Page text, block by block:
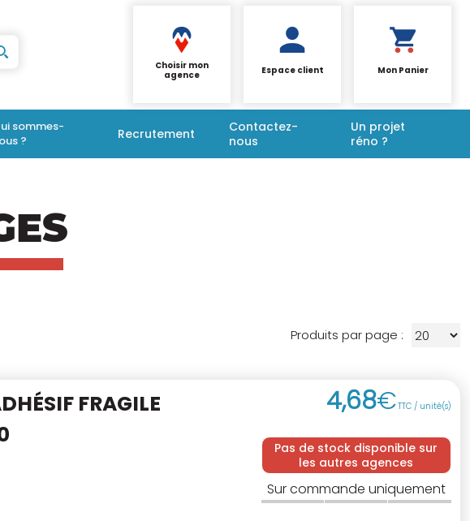
Choisir mon
agence
Espace client Mon Panier
sommes-
?
Recrutement
Contactez-
nous
Un projet
réno ?
Produits par page :
FRAGILE
4,68€TTC / unité(s)
Pas de stock disponible sur
les autres agences
Sur commande uniquement